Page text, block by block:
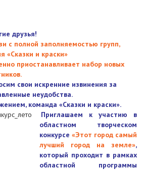
друзья!
с полной заполняемостью групп,
«Сказки и краски»
приостанавливает набор новых
свои искренние извинения за
неудобства.
команда «Сказки и краски».
Приглашаем к участию в
областном творческом
конкурсе «Этот город самый
лучший город на земле»,
который проходит в рамках
областной программы